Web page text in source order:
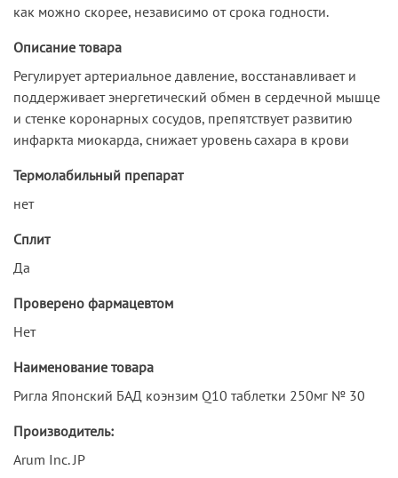
как можно скорее, независимо от срока годности.
Описание товара
Регулирует артериальное давление, восстанавливает и
поддерживает энергетический обмен в сердечной мышце
и стенке коронарных сосудов, препятствует развитию
инфаркта миокарда, снижает уровень сахара в крови
Термолабильный препарат
нет
Сплит
Да
Проверено фармацевтом
Нет
Наименование товара
Ригла Японский БАД коэнзим Q10 таблетки 250мг № 30
Производитель:
Arum Inc. JP